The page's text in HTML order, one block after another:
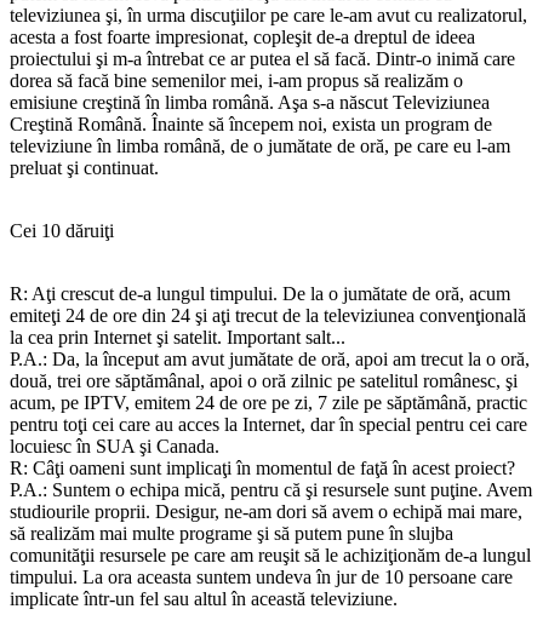
televiziunea şi, în urma discuţiilor pe care le-am avut cu realizatorul,
acesta a fost foarte impresionat, copleşit de-a dreptul de ideea
proiectului şi m-a întrebat ce ar putea el să facă. Dintr-o inimă care
dorea să facă bine semenilor mei, i-am propus să realizăm o
emisiune creştină în limba română. Aşa s-a născut Televiziunea
Creştină Română. Înainte să începem noi, exista un program de
televiziune în limba română, de o jumătate de oră, pe care eu l-am
preluat şi continuat.
Cei 10 dăruiţi
R: Aţi crescut de-a lungul timpului. De la o jumătate de oră, acum
emiteţi 24 de ore din 24 şi aţi trecut de la televiziunea convenţională
la cea prin Internet şi satelit. Important salt...
P.A.: Da, la început am avut jumătate de oră, apoi am trecut la o oră,
două, trei ore săptămânal, apoi o oră zilnic pe satelitul românesc, şi
acum, pe IPTV, emitem 24 de ore pe zi, 7 zile pe săptămână, practic
pentru toţi cei care au acces la Internet, dar în special pentru cei care
locuiesc în SUA şi Canada.
R: Câţi oameni sunt implicaţi în momentul de faţă în acest proiect?
P.A.: Suntem o echipa mică, pentru că şi resursele sunt puţine. Avem
studiourile proprii. Desigur, ne-am dori să avem o echipă mai mare,
să realizăm mai multe programe şi să putem pune în slujba
comunităţii resursele pe care am reuşit să le achiziţionăm de-a lungul
timpului. La ora aceasta suntem undeva în jur de 10 persoane care
implicate într-un fel sau altul în această televiziune.